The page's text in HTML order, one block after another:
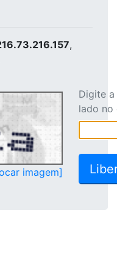
,
imagem]
Digite
lado no